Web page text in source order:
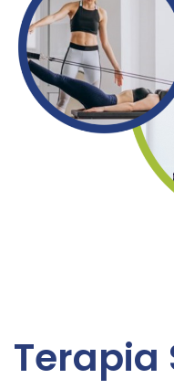
Terapia